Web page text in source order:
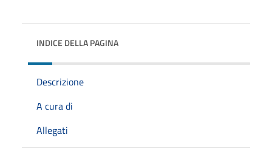
INDICE DELLA PAGINA
Descrizione
A cura di
Allegati